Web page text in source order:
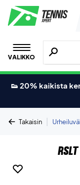
VALIKKO
Hae
👟 20% kaikista
Takaisin |